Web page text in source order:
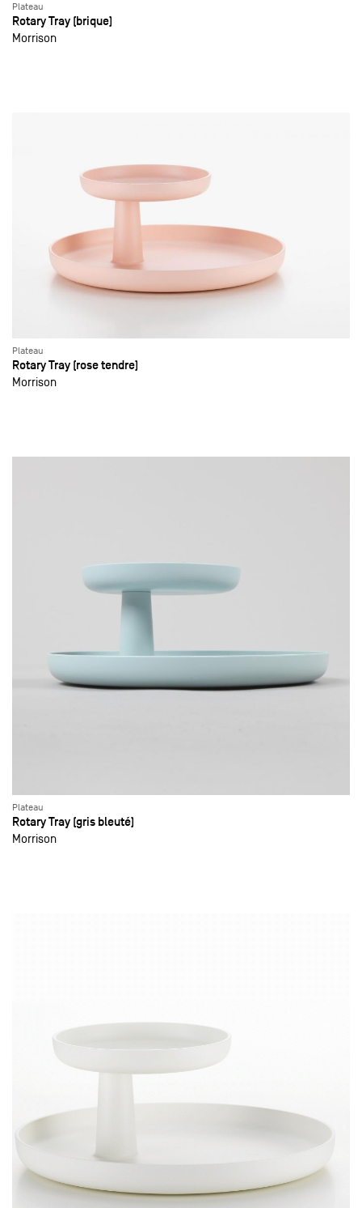
Plateau
Rotary Tray (brique)
Morrison
Plateau
Rotary Tray (rose tendre)
Morrison
Plateau
Rotary Tray (gris bleuté)
Morrison